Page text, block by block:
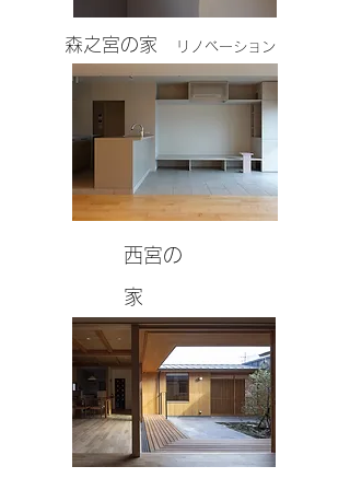
森之宮の家 リノベーション
​西宮の
家